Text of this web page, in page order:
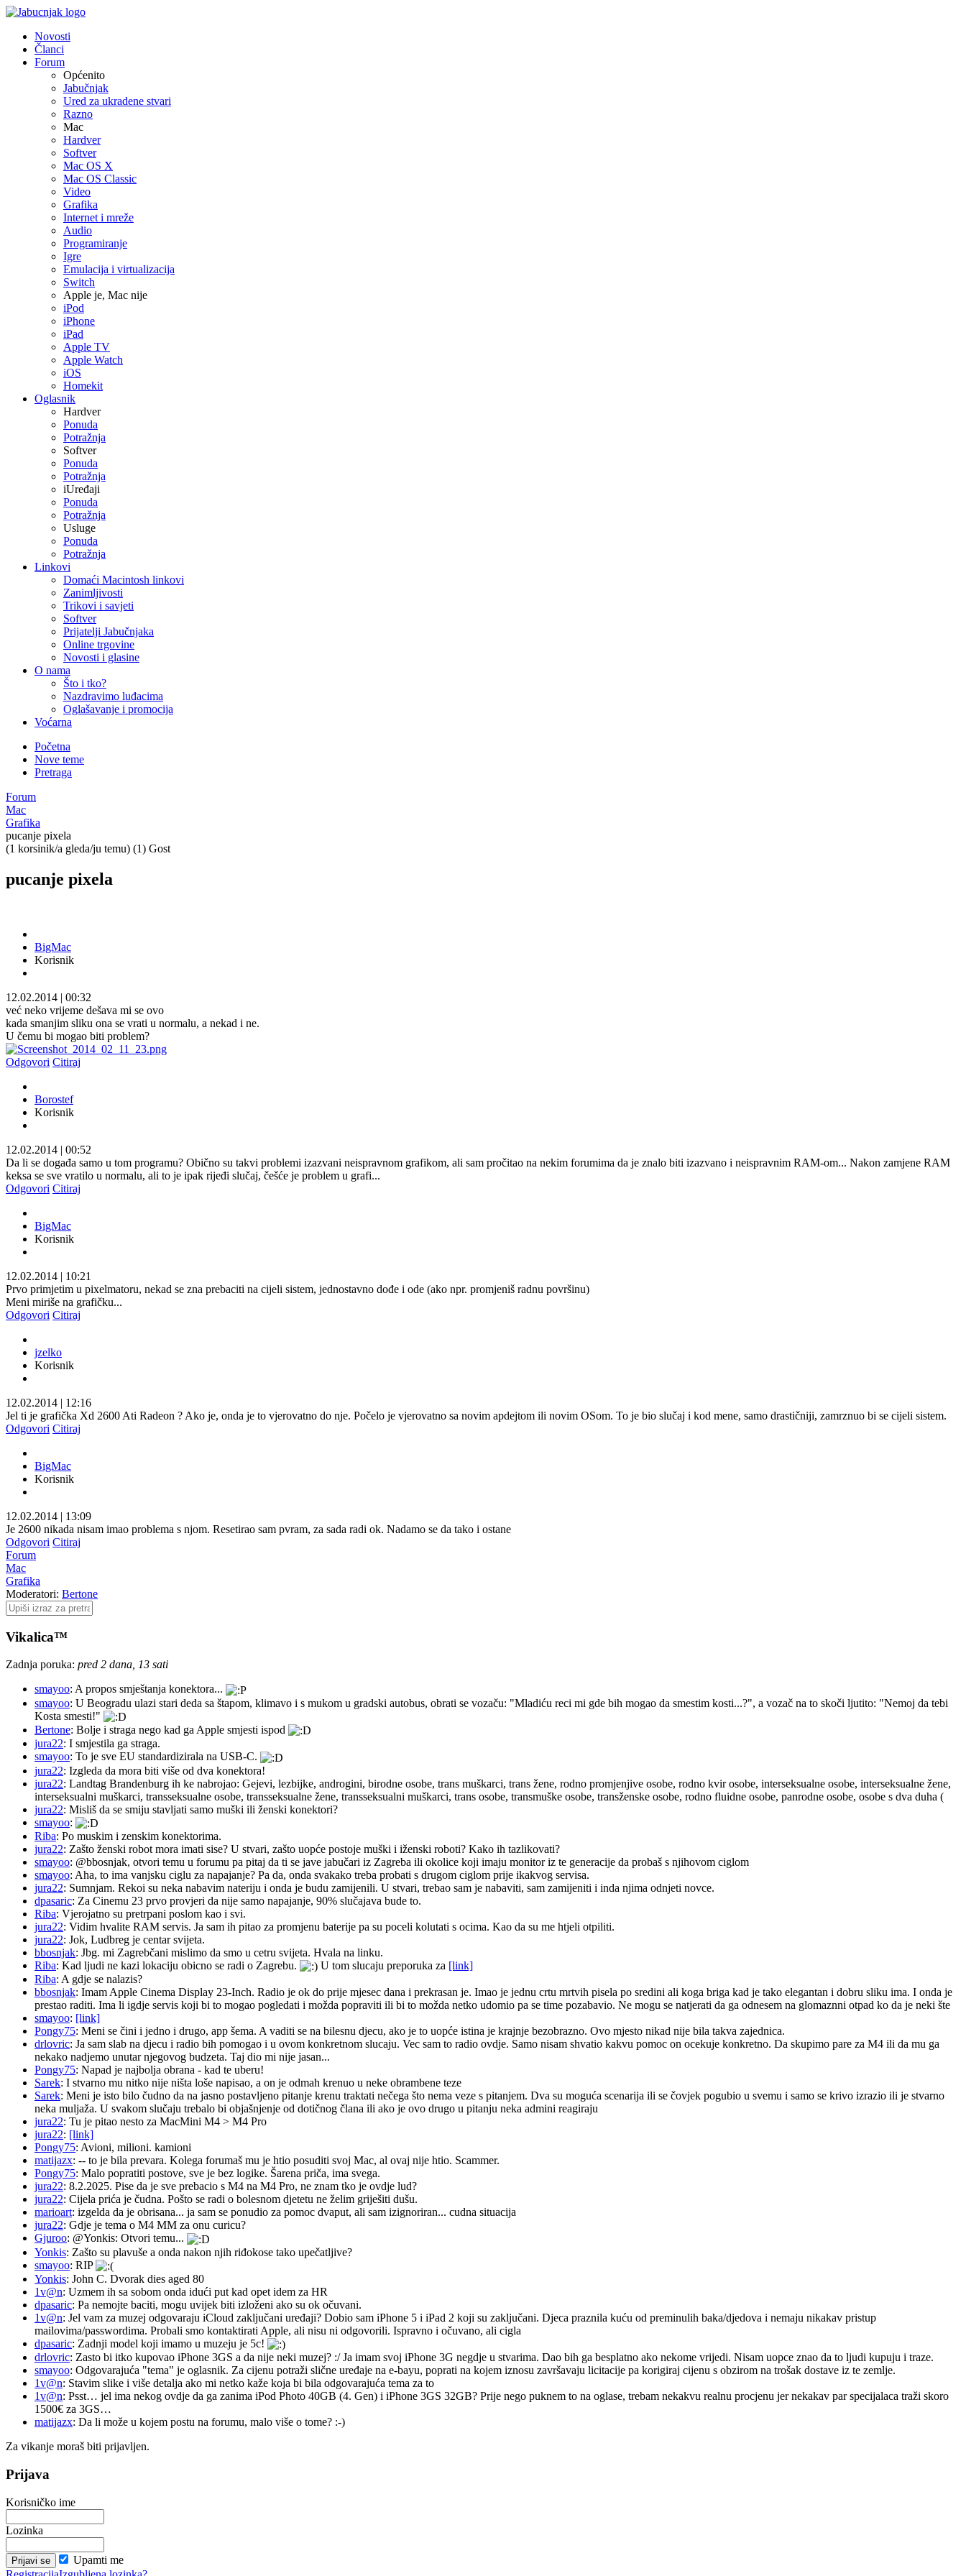
Novosti
Članci
Forum
Općenito
Jabučnjak
Ured za ukradene stvari
Razno
Mac
Hardver
Softver
Mac OS X
Mac OS Classic
Video
Grafika
Internet i mreže
Audio
Programiranje
Igre
Emulacija i virtualizacija
Switch
Apple je, Mac nije
iPod
iPhone
iPad
Apple TV
Apple Watch
iOS
Homekit
Oglasnik
Hardver
Ponuda
Potražnja
Softver
Ponuda
Potražnja
iUređaji
Ponuda
Potražnja
Usluge
Ponuda
Potražnja
Linkovi
Domaći Macintosh linkovi
Zanimljivosti
Trikovi i savjeti
Softver
Prijatelji Jabučnjaka
Online trgovine
Novosti i glasine
O nama
Što i tko?
Nazdravimo luđacima
Oglašavanje i promocija
Voćarna
Početna
Nove teme
Pretraga
Forum
Mac
Grafika
pucanje pixela
(1 korsinik/a gleda/ju temu) (1) Gost
pucanje pixela
BigMac
Korisnik
12.02.2014 | 00:32
već neko vrijeme dešava mi se ovo
kada smanjim sliku ona se vrati u normalu, a nekad i ne.
U čemu bi mogao biti problem?
Odgovori Citiraj
Borostef
Korisnik
12.02.2014 | 00:52
Da li se događa samo u tom programu? Obično su takvi problemi izazvani neispravnom grafikom, ali sam pročitao na nekim forumima da je znalo biti izazvano i neispravnim RAM-om... Nakon zamjene RAM
keksa se sve vratilo u normalu, ali to je ipak rijeđi slučaj, češće je problem u grafi...
Odgovori Citiraj
BigMac
Korisnik
12.02.2014 | 10:21
Prvo primjetim u pixelmatoru, nekad se zna prebaciti na cijeli sistem, jednostavno dođe i ode (ako npr. promjeniš radnu površinu)
Meni miriše na grafičku...
Odgovori Citiraj
jzelko
Korisnik
12.02.2014 | 12:16
Jel ti je grafička Xd 2600 Ati Radeon ? Ako je, onda je to vjerovatno do nje. Počelo je vjerovatno sa novim apdejtom ili novim OSom. To je bio slučaj i kod mene, samo drastičniji, zamrznuo bi se cijeli sistem.
Odgovori Citiraj
BigMac
Korisnik
12.02.2014 | 13:09
Je 2600 nikada nisam imao problema s njom. Resetirao sam pvram, za sada radi ok. Nadamo se da tako i ostane
Odgovori Citiraj
Forum
Mac
Grafika
Moderatori: Bertone
Vikalica™
Zadnja poruka: pred 2 dana, 13 sati
smayoo: A propos smještanja konektora...
smayoo: U Beogradu ulazi stari deda sa štapom, klimavo i s mukom u gradski autobus, obrati se vozaču: "Mladiću reci mi gde bih mogao da smestim kosti...?", a vozač na to skoči ljutito: "Nemoj da tebi
Kosta smesti!"
Bertone: Bolje i straga nego kad ga Apple smjesti ispod
jura22: I smjestila ga straga.
smayoo: To je sve EU standardizirala na USB-C.
jura22: Izgleda da mora biti više od dva konektora!
jura22: Landtag Brandenburg ih ke nabrojao: Gejevi, lezbijke, androgini, birodne osobe, trans muškarci, trans žene, rodno promjenjive osobe, rodno kvir osobe, interseksualne osobe, interseksualne žene,
interseksualni muškarci, transseksualne osobe, transseksualne žene, transseksualni muškarci, trans osobe, transmuške osobe, transženske osobe, rodno fluidne osobe, panrodne osobe, osobe s dva duha (
jura22: Misliš da se smiju stavljati samo muški ili ženski konektori?
smayoo:
Riba: Po muskim i zenskim konektorima.
jura22: Zašto ženski robot mora imati sise? U stvari, zašto uopće postoje muški i iženski roboti? Kako ih tazlikovati?
smayoo: @bbosnjak, otvori temu u forumu pa pitaj da ti se jave jabučari iz Zagreba ili okolice koji imaju monitor iz te generacije da probaš s njihovom ciglom
smayoo: Aha, to ima vanjsku ciglu za napajanje? Pa da, onda svakako treba probati s drugom ciglom prije ikakvog servisa.
jura22: Sumnjam. Rekoi su neka nabavim nateriju i onda je budu zamijenili. U stvari, trebao sam je nabaviti, sam zamijeniti i inda njima odnjeti novce.
dpasaric: Za Cinemu 23 prvo provjeri da nije samo napajanje, 90% slučajava bude to.
Riba: Vjerojatno su pretrpani poslom kao i svi.
jura22: Vidim hvalite RAM servis. Ja sam ih pitao za promjenu baterije pa su poceli kolutati s ocima. Kao da su me htjeli otpiliti.
jura22: Jok, Ludbreg je centar svijeta.
bbosnjak: Jbg. mi Zagrebčani mislimo da smo u cetru svijeta. Hvala na linku.
Riba: Kad ljudi ne kazi lokaciju obicno se radi o Zagrebu. U tom slucaju preporuka za [link]
Riba: A gdje se nalazis?
bbosnjak: Imam Apple Cinema Display 23-Inch. Radio je ok do prije mjesec dana i prekrasan je. Imao je jednu crtu mrtvih pisela po sredini ali koga briga kad je tako elegantan i dobru sliku ima. I onda je
prestao raditi. Ima li igdje servis koji bi to mogao pogledati i možda popraviti ili bi to možda netko udomio pa se time pozabavio. Ne mogu se natjerati da ga odnesem na glomaznni otpad ko da je neki šte
smayoo: [link]
Pongy75: Meni se čini i jedno i drugo, app šema. A vaditi se na bilesnu djecu, ako je to uopće istina je krajnje bezobrazno. Ovo mjesto nikad nije bila takva zajednica.
drlovric: Ja sam slab na djecu i radio bih pomogao i u ovom konkretnom slucaju. Vec sam to radio ovdje. Samo nisam shvatio kakvu pomoc on ocekuje konkretno. Da skupimo pare za M4 ili da mu ga
nekako nadjemo unutar njegovog budzeta. Taj dio mi nije jasan...
Pongy75: Napad je najbolja obrana - kad te uberu!
Sarek: I stvarno mu nitko nije ništa loše napisao, a on je odmah krenuo u neke obrambene teze
Sarek: Meni je isto bilo čudno da na jasno postavljeno pitanje krenu traktati nečega što nema veze s pitanjem. Dva su moguća scenarija ili se čovjek pogubio u svemu i samo se krivo izrazio ili je stvarno
neka muljaža. U svakom slučaju trebalo bi objašnjenje od dotičnog člana ili ako je ovo drugo u pitanju neka admini reagiraju
jura22: Tu je pitao nesto za MacMini M4 > M4 Pro
jura22: [link]
Pongy75: Avioni, milioni. kamioni
matijazx: -- to je bila prevara. Kolega forumaš mu je htio posuditi svoj Mac, al ovaj nije htio. Scammer.
Pongy75: Malo popratiti postove, sve je bez logike. Šarena priča, ima svega.
jura22: 8.2.2025. Pise da je sve prebacio s M4 na M4 Pro, ne znam tko je ovdje lud?
jura22: Cijela prića je čudna. Pošto se radi o bolesnom djetetu ne želim griješiti dušu.
marioart: izgelda da je obrisana... ja sam se ponudio za pomoc dvaput, ali sam izignoriran... cudna situacija
jura22: Gdje je tema o M4 MM za onu curicu?
Gjuroo: @Yonkis: Otvori temu...
Yonkis: Zašto su plavuše a onda nakon njih riđokose tako upečatljive?
smayoo: RIP
Yonkis: John C. Dvorak dies aged 80
1v@n: Uzmem ih sa sobom onda idući put kad opet idem za HR
dpasaric: Pa nemojte baciti, mogu uvijek biti izloženi ako su ok očuvani.
1v@n: Jel vam za muzej odgovaraju iCloud zaključani uređaji? Dobio sam iPhone 5 i iPad 2 koji su zaključani. Djeca praznila kuću od preminulih baka/djedova i nemaju nikakav pristup
mailovima/passwordima. Probali smo kontaktirati Apple, ali nisu ni odgovorili. Ispravno i očuvano, ali cigla
dpasaric: Zadnji model koji imamo u muzeju je 5c!
drlovric: Zasto bi itko kupovao iPhone 3GS a da nije neki muzej? :/ Ja imam svoj iPhone 3G negdje u stvarima. Dao bih ga besplatno ako nekome vrijedi. Nisam uopce znao da to ljudi kupuju i traze.
smayoo: Odgovarajuća "tema" je oglasnik. Za cijenu potraži slične uređaje na e-bayu, poprati na kojem iznosu završavaju licitacije pa korigiraj cijenu s obzirom na trošak dostave iz te zemlje.
1v@n: Stavim slike i više detalja ako mi netko kaže koja bi bila odgovarajuća tema za to
1v@n: Psst… jel ima nekog ovdje da ga zanima iPod Photo 40GB (4. Gen) i iPhone 3GS 32GB? Prije nego puknem to na oglase, trebam nekakvu realnu procjenu jer nekakav par specijalaca traži skoro
1500€ za 3GS…
matijazx: Da li može u kojem postu na forumu, malo više o tome? :-)
Za vikanje moraš biti prijavljen.
Prijava
Korisničko ime
Lozinka
Upamti me